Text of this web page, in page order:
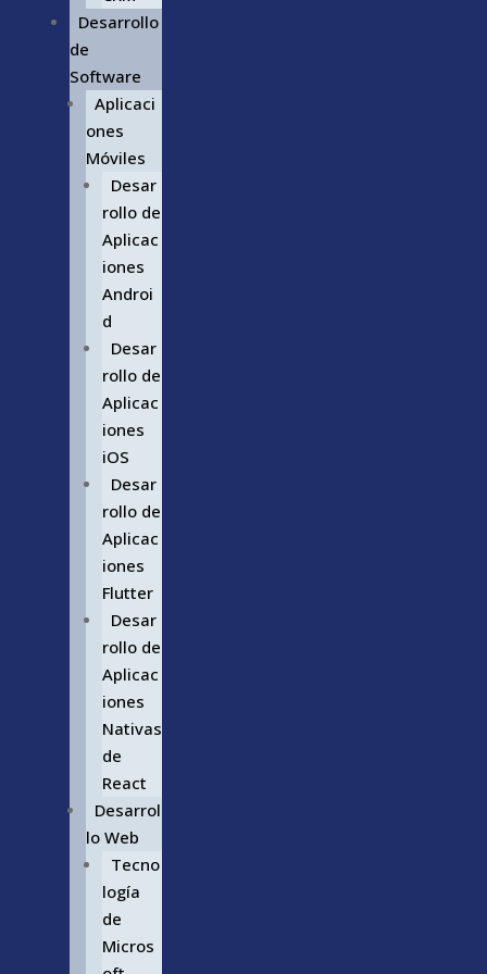
Desarrollo
de
Software
Aplicaci
ones
Móviles
Desar
rollo de
Aplicac
iones
Androi
d
Desar
rollo de
Aplicac
iones
iOS
Desar
rollo de
Aplicac
iones
Flutter
Desar
rollo de
Aplicac
iones
Nativas
de
React
Desarrol
lo Web
Tecno
logía
de
Micros